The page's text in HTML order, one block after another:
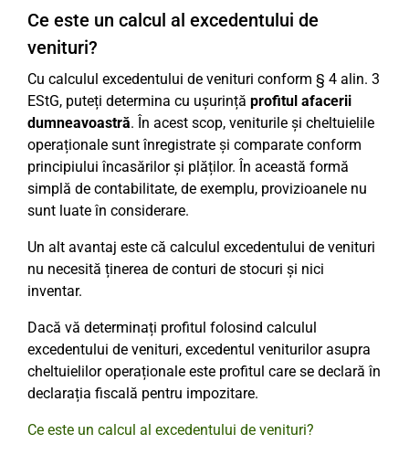
Ce este un calcul al excedentului de
venituri?
Cu calculul excedentului de venituri conform § 4 alin. 3
EStG, puteți determina cu ușurință profitul afacerii
dumneavoastră. În acest scop, veniturile și cheltuielile
operaționale sunt înregistrate și comparate conform
principiului încasărilor și plăților. În această formă
simplă de contabilitate, de exemplu, provizioanele nu
sunt luate în considerare.
Un alt avantaj este că calculul excedentului de venituri
nu necesită ținerea de conturi de stocuri și nici
inventar.
Dacă vă determinați profitul folosind calculul
excedentului de venituri, excedentul veniturilor asupra
cheltuielilor operaționale este profitul care se declară în
declarația fiscală pentru impozitare.
Ce este un calcul al excedentului de venituri?